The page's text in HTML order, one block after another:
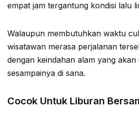
empat jam tergantung kondisi lalu
Walaupun membutuhkan waktu
wisatawan merasa perjalanan
dengan keindahan alam yang akan
sesampainya di sana.
Cocok Untuk Liburan